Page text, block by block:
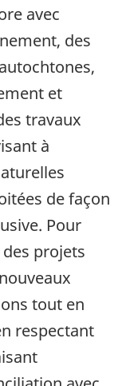
avec
des
et
travaux
à
de façon
Pour
projets
tout en
respectant